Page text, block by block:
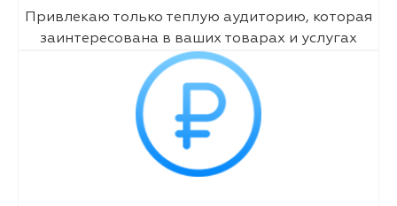
Привлекаю только теплую аудиторию, которая
заинтересована в ваших товарах и услугах